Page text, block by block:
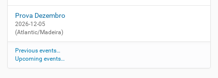
Prova Dezembro
2026-12-05
(Atlantic/Madeira)
Previous events…
Upcoming events…